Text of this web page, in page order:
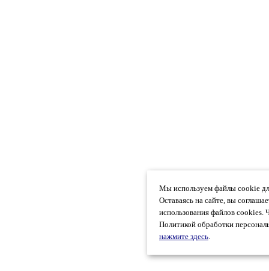
Мы используем файлы cookie
Оставаясь на сайте, вы
использования файлов cookies.
Политикой обработки
нажмите здесь.